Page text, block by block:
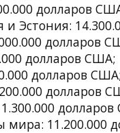
долларов
Эстония:
долларов
долларов США;
долларов США;
долларов
мира: 11.200.000